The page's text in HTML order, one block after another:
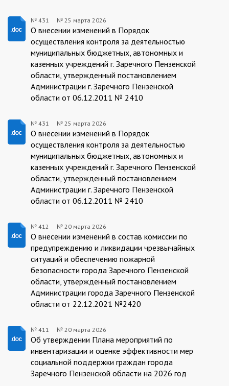
25.03.2026/431
№ 431 № 25 марта 2026
О внесении изменений в Порядок
осуществления контроля за деятельностью
муниципальных бюджетных, автономных и
казенных учреждений г. Заречного Пензенской
области, утвержденный постановлением
Администрации г. Заречного Пензенской
области от 06.12.2011 № 2410
25.03.2026/431
№ 431 № 25 марта 2026
О внесении изменений в Порядок
осуществления контроля за деятельностью
муниципальных бюджетных, автономных и
казенных учреждений г. Заречного Пензенской
области, утвержденный постановлением
Администрации г. Заречного Пензенской
области от 06.12.2011 № 2410
20.03.2026/412
№ 412 № 20 марта 2026
О внесении изменений в состав комиссии по
предупреждению и ликвидации чрезвычайных
ситуаций и обеспечению пожарной
безопасности города Заречного Пензенской
области, утвержденный постановлением
Администрации города Заречного Пензенской
области от 22.12.2021 №2420
20.03.2026/411
№ 411 № 20 марта 2026
Об утверждении Плана мероприятий по
инвентаризации и оценке эффективности мер
социальной поддержки граждан города
Заречного Пензенской области на 2026 год